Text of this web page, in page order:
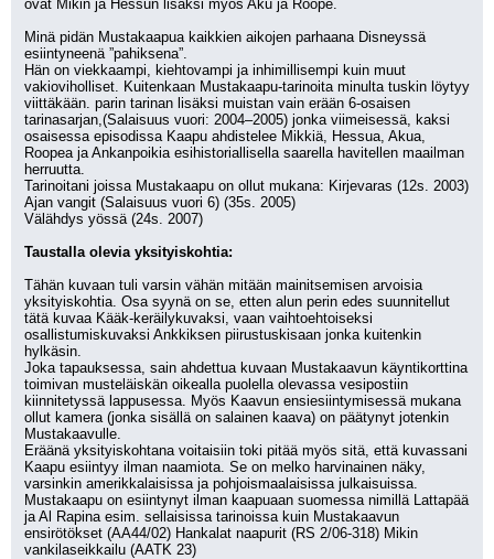
ovat Mikin ja Hessun lisäksi myös Aku ja Roope.
Minä pidän Mustakaapua kaikkien aikojen parhaana Disneyssä
esiintyneenä ”pahiksena”.
Hän on viekkaampi, kiehtovampi ja inhimillisempi kuin muut
vakioviholliset. Kuitenkaan Mustakaapu-tarinoita minulta tuskin löytyy
viittäkään. parin tarinan lisäksi muistan vain erään 6-osaisen
tarinasarjan,(Salaisuus vuori: 2004–2005) jonka viimeisessä, kaksi
osaisessa episodissa Kaapu ahdistelee Mikkiä, Hessua, Akua,
Roopea ja Ankanpoikia esihistoriallisella saarella havitellen maailman
herruutta.
Tarinoitani joissa Mustakaapu on ollut mukana: Kirjevaras (12s. 2003)
Ajan vangit (Salaisuus vuori 6) (35s. 2005)
Välähdys yössä (24s. 2007)
Taustalla olevia yksityiskohtia:
Tähän kuvaan tuli varsin vähän mitään mainitsemisen arvoisia
yksityiskohtia. Osa syynä on se, etten alun perin edes suunnitellut
tätä kuvaa Kääk-keräilykuvaksi, vaan vaihtoehtoiseksi
osallistumiskuvaksi Ankkiksen piirustuskisaan jonka kuitenkin
hylkäsin.
Joka tapauksessa, sain ahdettua kuvaan Mustakaavun käyntikorttina
toimivan musteläiskän oikealla puolella olevassa vesipostiin
kiinnitetyssä lappusessa. Myös Kaavun ensiesiintymisessä mukana
ollut kamera (jonka sisällä on salainen kaava) on päätynyt jotenkin
Mustakaavulle.
Eräänä yksityiskohtana voitaisiin toki pitää myös sitä, että kuvassani
Kaapu esiintyy ilman naamiota. Se on melko harvinainen näky,
varsinkin amerikkalaisissa ja pohjoismaalaisissa julkaisuissa.
Mustakaapu on esiintynyt ilman kaapuaan suomessa nimillä Lattapää
ja Al Rapina esim. sellaisissa tarinoissa kuin Mustakaavun
ensirötökset (AA44/02) Hankalat naapurit (RS 2/06-318) Mikin
vankilaseikkailu (AATK 23)